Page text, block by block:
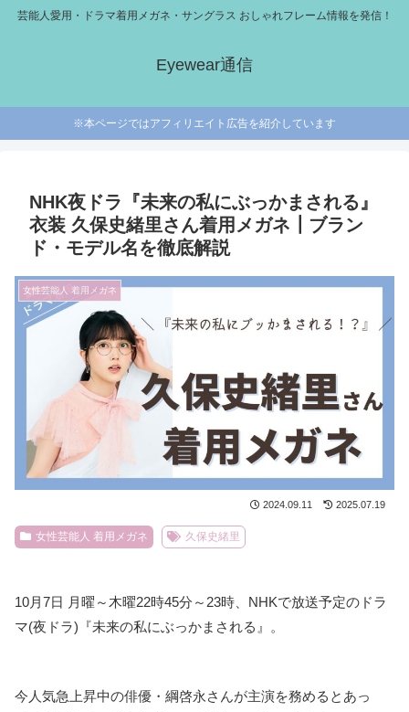
芸能人愛用・ドラマ着用メガネ・サングラス おしゃれフレーム情報を発信！
Eyewear通信
※本ページではアフィリエイト広告を紹介しています
NHK夜ドラ『未来の私にぶっかまされる』
衣装 久保史緒里さん着用メガネ┃ブラン
ド・モデル名を徹底解説
女性芸能人 着用メガネ
2024.09.11 2025.07.19
女性芸能人 着用メガネ 久保史緒里
10月7日 月曜～木曜22時45分～23時、NHKで放送予定のドラ
マ(夜ドラ)『未来の私にぶっかまされる』。
今人気急上昇中の俳優・綱啓永さんが主演を務めるとあっ